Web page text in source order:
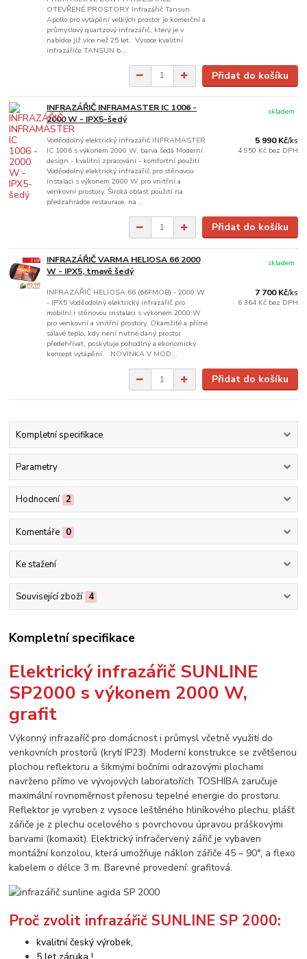
OTEVŘENÉ PROSTORY Infrazářič Tansun
Apollo pro vytápění velkých prostor je komerční a
průmyslový quartzový infrazářič, který je v
nabídce již více než 25 let. Vysoce kvalitní
infrazářiče TANSUN b...
Přidat do košíku
INFRAZÁŘIČ INFRAMASTER IC 1006 -
2000 W - IPX5-šedý
Voděodolný elektrický infrazářič INFRAMASTER
IC 1006 s výkonem 2000 W, barva šedá Moderní
design - kvalitní zpracování - komfortní použití
Voděodolný elektrický infrazářič pro stěnovou
instalaci s výkonem 2000 W pro vnitřní a
venkovní prostory. Široká oblast použití na
předzahrádce restaurace, na ...
5 990 Kč/ks
4 950 Kč bez DPH
skladem
Přidat do košíku
INFRAZÁŘIČ VARMA HELIOSA 66 2000
W - IPX5, tmavě šedý
INFRAZÁŘIČ HELIOSA 66 (66FMOB) - 2000 W
- IPX5 Voděodolný elektrický infrazářič pro
mobilní i stěnovou instalaci s výkonem 2000 W
pro venkovní a vnitřní prostory. Okamžité a přímé
sálavé teplo, kdy není nutné daný prostor
předehřívat, poskytuje pohodlný a ekonomický
koncept vytápění. NOVINKA V MOD...
7 700 Kč/ks
6 364 Kč bez DPH
skladem
Přidat do košíku
Kompletní specifikace
Parametry
Hodnocení 2
Komentáře 0
Ke stažení
Související zboží 4
Kompletní specifikace
Elektrický infrazářič SUNLINE
SP2000 s výkonem 2000 W,
grafit
Výkonný infrazaříč pro domácnost i průmysl včetně využití do
venkovních prostorů (krytí IP23). Moderní konstrukce se zvětšenou
plochou reflektoru a šikmými bočními odrazovými plochami
navrženo přímo ve vývojových laboratořích TOSHIBA zaručuje
maximální rovnoměrnost přenosu tepelné energie do prostoru.
Reflektor je vyroben z vysoce leštěného hliníkového plechu, plášť
zářiče je z plechu ocelového s povrchovou úpravou práškovými
barvami (komaxit). Elektrický infračervený zářič je vybaven
montážní konzolou, která umožňuje náklon zářiče 45 – 90°, a flexo
kabelem o délce 3 m. Barevné provedení: grafitová.
Proč zvolit infrazářič SUNLINE SP 2000:
kvalitní český výrobek,